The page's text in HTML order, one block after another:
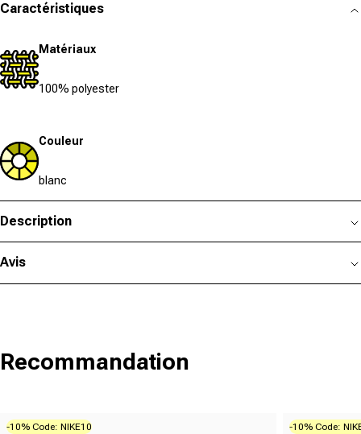
Caractéristiques
Matériaux
100% polyester
Couleur
blanc
Description
Avis
Recommandation
-10% Code: NIKE10
-10% Code: